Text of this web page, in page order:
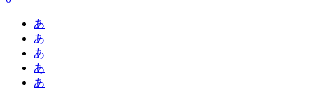
あ
あ
あ
あ
あ